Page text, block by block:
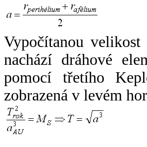
Vypočítanou velikost
nachází dráhové
pomocí třetího
zobrazená v levém